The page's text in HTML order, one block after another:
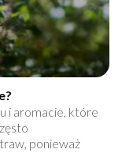
i aromacie, które
ponieważ